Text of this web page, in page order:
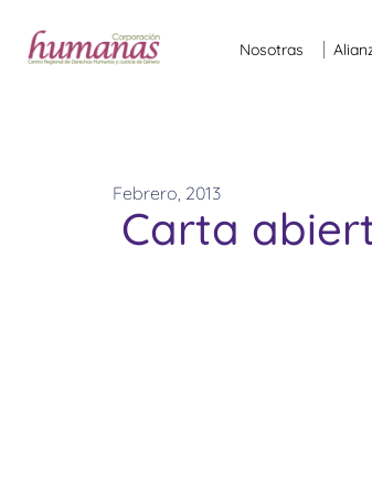
Nosotras
Febrero, 2013
Carta